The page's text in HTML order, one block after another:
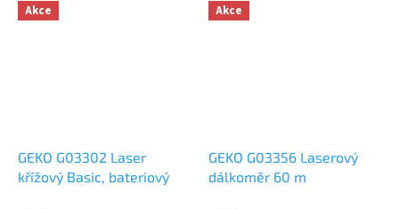
Akce
GEKO G03302 Laser
křížový Basic, bateriový
Akce
GEKO G03356 Laserový
dálkoměr 60 m